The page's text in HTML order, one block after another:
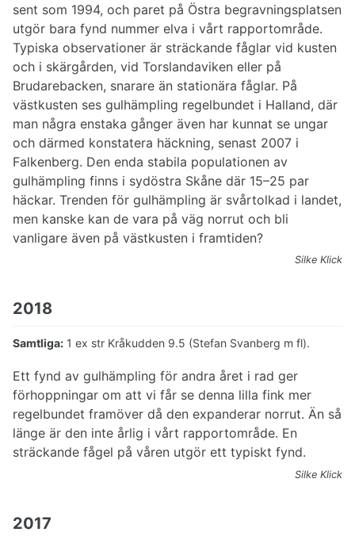
sent som 1994, och paret på Östra begravningsplatsen
utgör bara fynd nummer elva i vårt rapportområde.
Typiska observationer är sträckande fåglar vid kusten
och i skärgården, vid Torslandaviken eller på
Brudarebacken, snarare än stationära fåglar. På
västkusten ses gulhämpling regelbundet i Halland, där
man några enstaka gånger även har kunnat se ungar
och därmed konstatera häckning, senast 2007 i
Falkenberg. Den enda stabila populationen av
gulhämpling finns i sydöstra Skåne där 15–25 par
häckar. Trenden för gulhämpling är svårtolkad i landet,
men kanske kan de vara på väg norrut och bli
vanligare även på västkusten i framtiden?
Silke Klick
2018
Samtliga: 1 ex str Kråkudden 9.5 (Stefan Svanberg m fl).
Ett fynd av gulhämpling för andra året i rad ger
förhoppningar om att vi får se denna lilla fink mer
regelbundet framöver då den expanderar norrut. Än så
länge är den inte årlig i vårt rapportområde. En
sträckande fågel på våren utgör ett typiskt fynd.
Silke Klick
2017